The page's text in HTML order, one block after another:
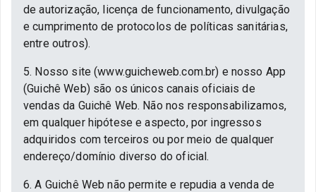
de autorização, licença de funcionamento, divulgação
e cumprimento de protocolos de políticas sanitárias,
entre outros).
5. Nosso site (www.guicheweb.com.br) e nosso App
(Guichê Web) são os únicos canais oficiais de
vendas da Guichê Web. Não nos responsabilizamos,
em qualquer hipótese e aspecto, por ingressos
adquiridos com terceiros ou por meio de qualquer
endereço/domínio diverso do oficial.
6. A Guichê Web não permite e repudia a venda de